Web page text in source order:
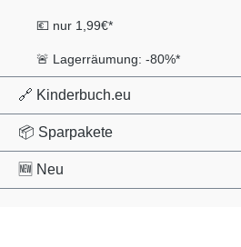
💶 nur 1,99€*
🚨 Lagerräumung: -80%*
🔗 Kinderbuch.eu
📦 Sparpakete
🆕 Neu